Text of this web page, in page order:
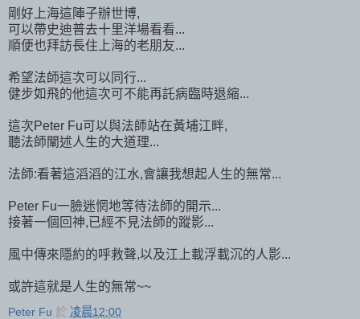
剛好上海這陣子辦世博,
可以帶史迪普去十里洋場看看...
順便也拜訪長住上海的老朋友...
希望法師這次可以同行...
健步如飛的他這次可不能再託病臨時退縮...
這次Peter Fu可以與法師站在黃埔江畔,
聽法師闡述人生的大道理...
法師:看著這滔滔的江水,會讓我想起人生的無常...
Peter Fu一臉迷惘地等待法師的開示...
接著一個回神,已經不見法師的蹤影...
風中傳來隱約的呼救聲,以及江上載浮載沉的人影...
或許這就是人生的無常~~
Peter Fu 於 凌晨12:00